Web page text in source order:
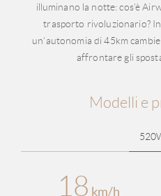
illuminano la notte: cos’è
trasporto rivoluzionario?
un’autonomia di 45km
affrontare gli
Modelli e
18 km/h